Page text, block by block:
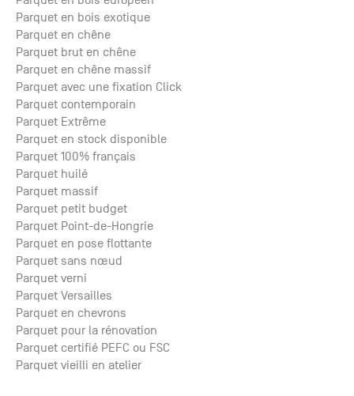
Parquet en bois exotique
Parquet en chêne
Parquet brut en chêne
Parquet en chêne massif
Parquet avec une fixation Click
Parquet contemporain
Parquet Extrême
Parquet en stock disponible
Parquet 100% français
Parquet huilé
Parquet massif
Parquet petit budget
Parquet Point-de-Hongrie
Parquet en pose flottante
Parquet sans nœud
Parquet verni
Parquet Versailles
Parquet en chevrons
Parquet pour la rénovation
Parquet certifié PEFC ou FSC
Parquet vieilli en atelier